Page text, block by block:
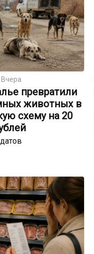
Вчера
превратили
животных в
схему на 20